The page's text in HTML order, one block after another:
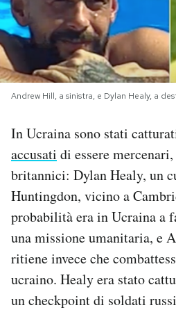
NEWSLETTER
I MIEI PREFERITI
SHOP
CALENDARIO
AREA PERSONALE
Area Personale
Newsletter
Notifiche mobile
Regala il Post
Andrew Hill, a sinistra, e Dylan Healy, a
In Ucraina sono stati
accusati di essere
britannici: Dylan Healy, un
Huntingdon, vicino a
probabilità era in Ucraina a
una missione umanitaria, e
ritiene invece che
ucraino. Healy era stato
un checkpoint di soldati